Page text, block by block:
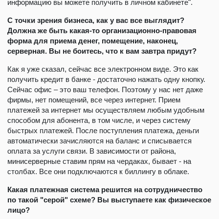
информацию вы можете получить в личном кабинете".
С точки зрения бизнеса, как у вас все выглядит?
Должна же быть какая-то организационно-правовая
форма для приема денег, помещение, наконец,
серверная. Вы не боитесь, что к вам завтра придут?
Как я уже сказал, сейчас все электронном виде. Это как
получить кредит в банке - достаточно нажать одну кнопку.
Сейчас офис – это ваш телефон. Поэтому у нас нет даже
фирмы, нет помещений, все через интернет. Прием
платежей за интернет мы осуществляем любым удобным
способом для абонента, в том числе, и через систему
быстрых платежей. После поступления платежа, деньги
автоматически зачисляются на баланс и списывается
оплата за услуги связи. В зависимости от района,
минисерверные ставим прям на чердаках, бывает - на
столбах. Все они подключаются к биллингу в облаке.
Какая платежная система решится на сотрудничество
по такой "серой" схеме? Вы выступаете как физическое
лицо?